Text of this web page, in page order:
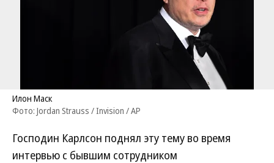
Илон Маск
Фото: Jordan Strauss / Invision / AP
Господин Карлсон поднял эту тему во время
интервью с бывшим сотрудником